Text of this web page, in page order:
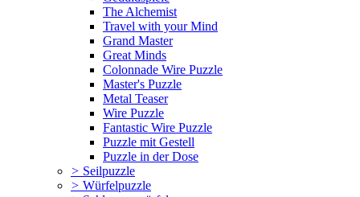
The Alchemist
Travel with your Mind
Grand Master
Great Minds
Colonnade Wire Puzzle
Master's Puzzle
Metal Teaser
Wire Puzzle
Fantastic Wire Puzzle
Puzzle mit Gestell
Puzzle in der Dose
> Seilpuzzle
> Würfelpuzzle